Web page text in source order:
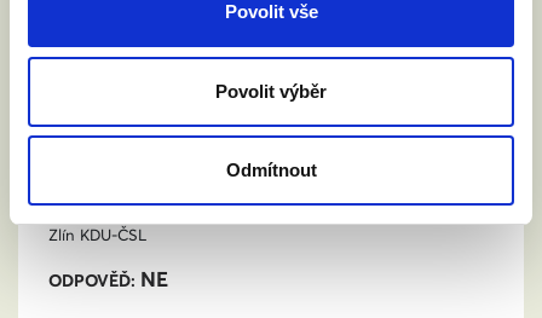
Povolit vše
Povolit výběr
Odmítnout
PATRIK KUNČAR
Zlín KDU-ČSL
ODPOVĚĎ: NE